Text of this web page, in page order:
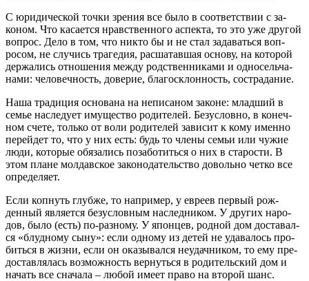
С юридической точки зрения все было в соответствии с за­
коном. Что касается нравственного аспекта, то это уже дру­гой
вопрос. Дело в том, что никто бы и не стал задаваться воп­
росом, не случись трагедия, расшатавшая основу, на которой
держались отношения между родственниками и односельча­
нами: человечность, доверие, благосклонность, сострадание.
Наша традиция основана на неписаном законе: младший в
семье наследует имущество родителей. Безусловно, в конеч­
ном счете, только от воли родителей зависит к кому имен­но
перейдет то, что у них есть: будь то члены семьи или чу­жие
люди, которые обязались позаботиться о них в старости. В
этом плане молдавское законодательство довольно четко все
определяет.
Если копнуть глубже, то например, у евреев первый рож­
денный является безусловным наследником. У других наро­
дов, было (есть) по-разному. У японцев, родной дом доставал­
ся «блудному сыну»: если одному из детей не удавалось про­
биться в жизни, если он оказывался неудачником, то ему пре­
доставлялась возможность вернуться в родительский дом и
начать все сначала – любой имеет право на второй шанс.